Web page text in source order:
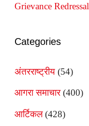
Grievance Redressal
Categories
अंतरराष्ट्रीय (54)
आगरा समाचार(400)
आर्टिकल(428)